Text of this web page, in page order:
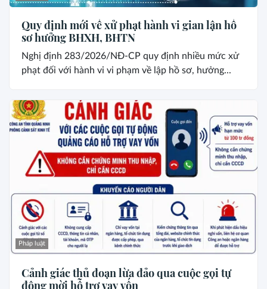
Quy định mới về xử phạt hành vi gian lận hồ
sơ hưởng BHXH, BHTN
Nghị định 283/2026/NĐ-CP quy định nhiều mức xử
phạt đối với hành vi vi phạm về lập hồ sơ, hưởng...
Pháp luật
Cảnh giác thủ đoạn lừa đảo qua cuộc gọi tự
động mời hỗ trợ vay vốn